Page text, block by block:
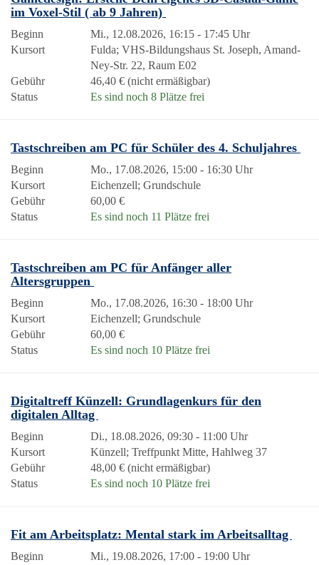
im Voxel-Stil ( ab 9 Jahren)
Beginn
Mi., 12.08.2026, 16:15 - 17:45 Uhr
Kursort
Fulda; VHS-Bildungshaus St. Joseph, Amand-
Ney-Str. 22, Raum E02
Gebühr
46,40 € (nicht ermäßigbar)
Status
Es sind noch 8 Plätze frei
Tastschreiben am PC für Schüler des 4. Schuljahres
Beginn
Mo., 17.08.2026, 15:00 - 16:30 Uhr
Kursort
Eichenzell; Grundschule
Gebühr
60,00 €
Status
Es sind noch 11 Plätze frei
Tastschreiben am PC für Anfänger aller
Altersgruppen
Beginn
Mo., 17.08.2026, 16:30 - 18:00 Uhr
Kursort
Eichenzell; Grundschule
Gebühr
60,00 €
Status
Es sind noch 10 Plätze frei
Digitaltreff Künzell: Grundlagenkurs für den
digitalen Alltag
Beginn
Di., 18.08.2026, 09:30 - 11:00 Uhr
Kursort
Künzell; Treffpunkt Mitte, Hahlweg 37
Gebühr
48,00 € (nicht ermäßigbar)
Status
Es sind noch 10 Plätze frei
Fit am Arbeitsplatz: Mental stark im Arbeitsalltag
Beginn
Mi., 19.08.2026, 17:00 - 19:00 Uhr